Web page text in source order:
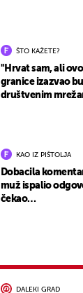
ŠTO KAŽETE?
"Hrvat sam, ali
granice izazvao
društvenim
KAO IZ PIŠTOLJA
Dobacila
muž ispalio
čekao…
DALEKI GRAD